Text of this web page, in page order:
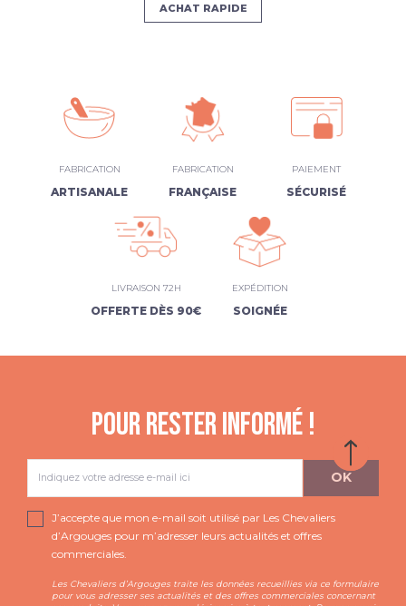
ACHAT RAPIDE
FABRICATION
ARTISANALE
FABRICATION
FRANÇAISE
PAIEMENT
SÉCURISÉ
LIVRAISON 72H
OFFERTE DÈS 90€
EXPÉDITION
SOIGNÉE
POUR RESTER INFORMÉ !
J’accepte que mon e-mail soit utilisé par Les Chevaliers
d’Argouges pour m’adresser leurs actualités et offres
commerciales.
Les Chevaliers d’Argouges traite les données recueillies via ce formulaire
pour vous adresser ses actualités et des offres commerciales concernant